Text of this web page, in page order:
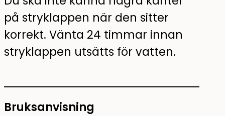
på stryklappen när den sitter
korrekt. Vänta 24 timmar innan
stryklappen utsätts för vatten.
Bruksanvisning